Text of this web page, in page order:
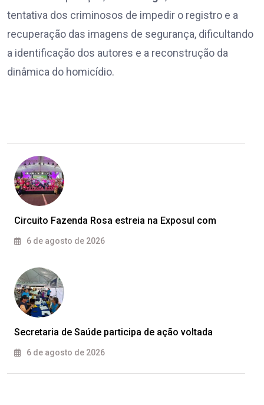
tentativa dos criminosos de impedir o registro e a
recuperação das imagens de segurança, dificultando
a identificação dos autores e a reconstrução da
dinâmica do homicídio.
Circuito Fazenda Rosa estreia na Exposul com
6 de agosto de 2026
Secretaria de Saúde participa de ação voltada
6 de agosto de 2026